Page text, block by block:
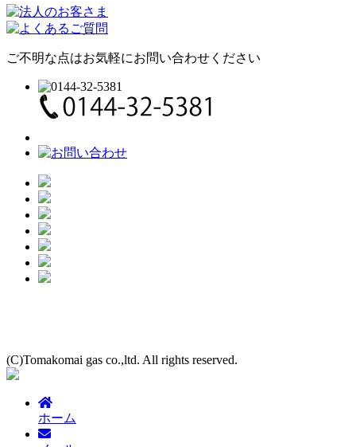
ご不明な点はお気軽にお問い合わせください
(C)Tomakomai gas co.,ltd. All rights reserved.
ホーム